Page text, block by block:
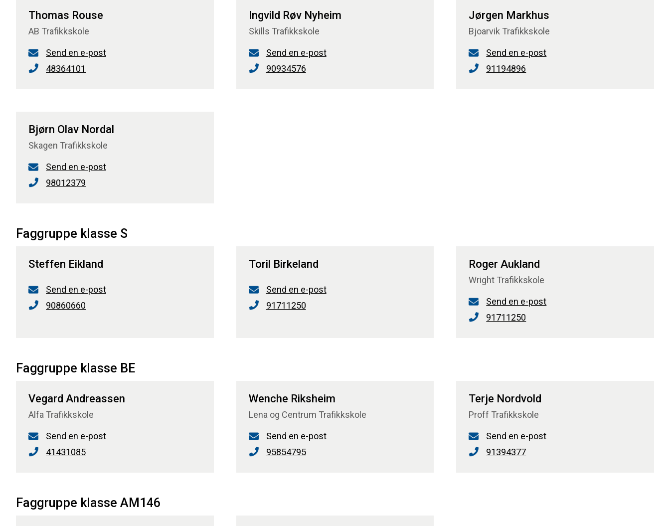
Thomas Rouse
AB Trafikkskole
Send en e-post
48364101
Ingvild Røv Nyheim
Skills Trafikkskole
Send en e-post
90934576
Jørgen Markhus
Bjoarvik Trafikkskole
Send en e-post
91194896
Bjørn Olav Nordal
Skagen Trafikkskole
Send en e-post
98012379
Faggruppe klasse S
Steffen Eikland
Send en e-post
90860660
Toril Birkeland
Send en e-post
91711250
Roger Aukland
Wright Trafikkskole
Send en e-post
91711250
Faggruppe klasse BE
Vegard Andreassen
Alfa Trafikkskole
Send en e-post
41431085
Wenche Riksheim
Lena og Centrum Trafikkskole
Send en e-post
95854795
Terje Nordvold
Proff Trafikkskole
Send en e-post
91394377
Faggruppe klasse AM146